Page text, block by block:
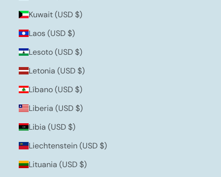
Kuwait (USD $)
Laos (USD $)
Lesoto (USD $)
Letonia (USD $)
Líbano (USD $)
Liberia (USD $)
Libia (USD $)
Liechtenstein (USD $)
Lituania (USD $)